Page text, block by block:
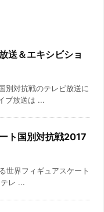
送＆エキシビショ
別対抗戦のテレビ放送に
ブ放送は ...
ト国別対抗戦2017
世界フィギュアスケート
レ ...